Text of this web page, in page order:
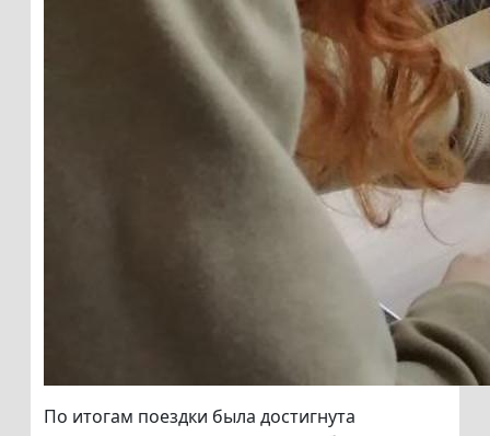
По итогам поездки была достигнута